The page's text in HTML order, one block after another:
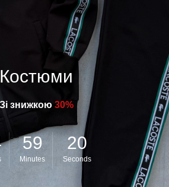
Костюми
Зі знижкою 30%
59
Minutes
20
Seconds